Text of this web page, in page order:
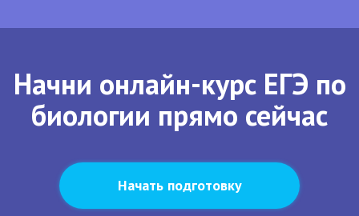
Начни онлайн-курс ЕГЭ по
биологии прямо сейчас
Начать подготовку